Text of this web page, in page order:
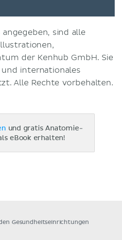
sind alle
der Kenhub GmbH. Sie
internationales
Alle Rechte vorbehalten.
und gratis Anatomie-
eBook erhalten!
Gesundheitseinrichtungen